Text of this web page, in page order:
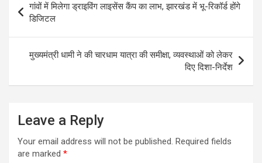
navigation
गांवों में मिलेगा ड्राइविंग लाइसेंस कैंप का लाभ, झारखंड में भू-रिकॉर्ड होंगे
डिजिटल
मुख्यमंत्री धामी ने की चारधाम यात्रा की समीक्षा, व्यवस्थाओं को लेकर
दिए दिशा-निर्देश
Leave a Reply
Your email address will not be published. Required fields
are marked *